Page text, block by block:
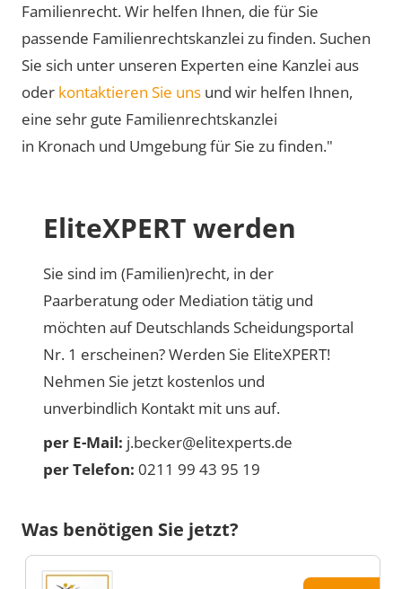
Familienrecht. Wir helfen Ihnen, die für Sie
passende Familienrechtskanzlei zu finden. Suchen
Sie sich unter unseren Experten eine Kanzlei aus
oder kontaktieren Sie uns und wir helfen Ihnen,
eine sehr gute Familienrechtskanzlei
in Kronach und Umgebung für Sie zu finden."
EliteXPERT werden
Sie sind im (Familien)recht, in der
Paarberatung oder Mediation tätig und
möchten auf Deutschlands Scheidungsportal
Nr. 1 erscheinen? Werden Sie EliteXPERT!
Nehmen Sie jetzt kostenlos und
unverbindlich Kontakt mit uns auf.
per E-Mail: j.becker@elitexperts.de
per Telefon: 0211 99 43 95 19
Was benötigen Sie jetzt?